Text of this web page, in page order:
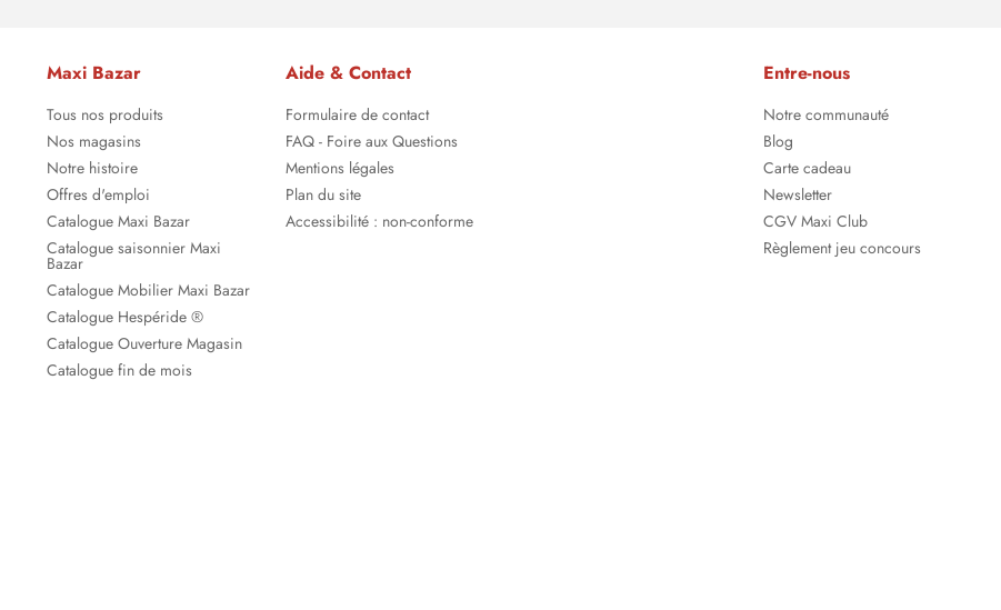
Maxi Bazar
Tous nos produits
Nos magasins
Notre histoire
Offres d'emploi
Catalogue Maxi Bazar
Catalogue saisonnier Maxi
Bazar
Catalogue Mobilier Maxi Bazar
Catalogue Hespéride ®
Catalogue Ouverture Magasin
Catalogue fin de mois
Aide & Contact
Formulaire de contact
FAQ - Foire aux Questions
Mentions légales
Plan du site
Accessibilité : non-conforme
Entre-nous
Notre communauté
Blog
Carte cadeau
Newsletter
CGV Maxi Club
Règlement jeu concours